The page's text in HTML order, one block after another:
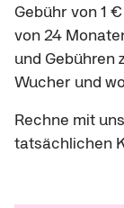
Gebühr von 1
von 24
und Gebühren
Wucher und
Rechne mit
tatsächlichen